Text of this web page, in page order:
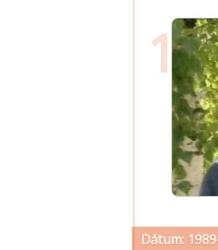
1
Dátum: